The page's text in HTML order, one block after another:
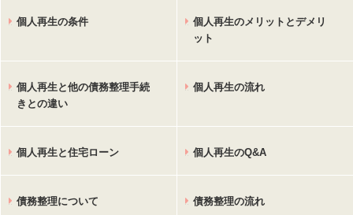
個人再生の条件
個人再生のメリットとデメリ
ット
個人再生と他の債務整理手続
きとの違い
個人再生の流れ
個人再生と住宅ローン 個人再生のQ&A
債務整理について 債務整理の流れ